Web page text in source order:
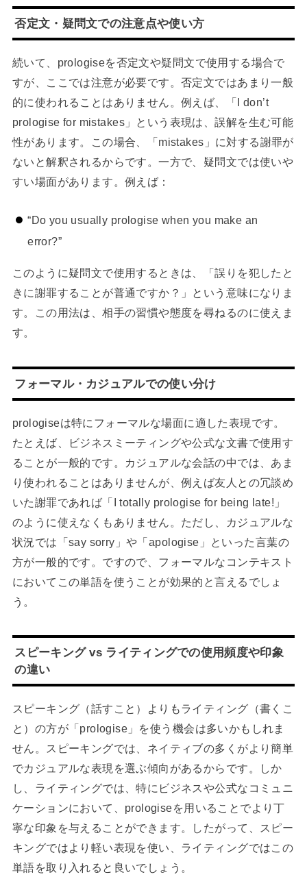
否定文・疑問文での注意点や使い方
続いて、prologiseを否定文や疑問文で使用する場合で
すが、ここでは注意が必要です。否定文ではあまり一般
的に使われることはありません。例えば、「I don’t
prologise for mistakes」という表現は、誤解を生む可能
性があります。この場合、「mistakes」に対する謝罪が
ないと解釈されるからです。一方で、疑問文では使いや
すい場面があります。例えば：
“Do you usually prologise when you make an
error?”
このように疑問文で使用するときは、「誤りを犯したと
きに謝罪することが普通ですか？」という意味になりま
す。この用法は、相手の習慣や態度を尋ねるのに使えま
す。
フォーマル・カジュアルでの使い分け
prologiseは特にフォーマルな場面に適した表現です。
たとえば、ビジネスミーティングや公式な文書で使用す
ることが一般的です。カジュアルな会話の中では、あま
り使われることはありませんが、例えば友人との冗談め
いた謝罪であれば「I totally prologise for being late!」
のように使えなくもありません。ただし、カジュアルな
状況では「say sorry」や「apologise」といった言葉の
方が一般的です。ですので、フォーマルなコンテキスト
においてこの単語を使うことが効果的と言えるでしょ
う。
スピーキング vs ライティングでの使用頻度や印象
の違い
スピーキング（話すこと）よりもライティング（書くこ
と）の方が「prologise」を使う機会は多いかもしれま
せん。スピーキングでは、ネイティブの多くがより簡単
でカジュアルな表現を選ぶ傾向があるからです。しか
し、ライティングでは、特にビジネスや公式なコミュニ
ケーションにおいて、prologiseを用いることでより丁
寧な印象を与えることができます。したがって、スピー
キングではより軽い表現を使い、ライティングではこの
単語を取り入れると良いでしょう。